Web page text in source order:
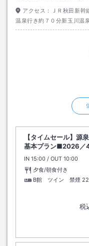
アクセス：
ＪＲ秋田新
温泉行き約７０分新玉川温
【タイムセール】源
基本プラン■2026／
IN チェックイン
15:00 / OUT チェック
10:00
夕食/朝食付き
B館 ツイン 禁煙
税